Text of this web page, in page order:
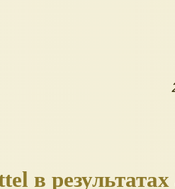
в результатах